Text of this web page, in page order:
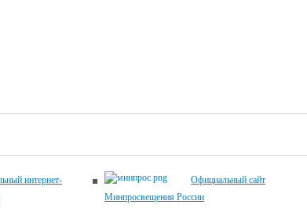
интернет-
Официальный сайт
Минпросвещения России